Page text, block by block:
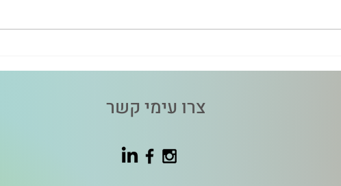
PANS?
צרו עימי קשר